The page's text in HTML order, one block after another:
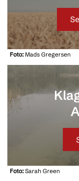
Foto: Mads Gregersen
Foto: Sarah Green